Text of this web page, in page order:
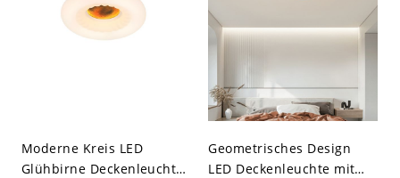
Moderne Kreis LED
Glühbirne Deckenleuchte
Geometrisches Design
LED Deckenleuchte mit